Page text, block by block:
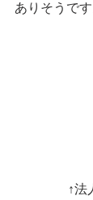
ありそうです
↑法